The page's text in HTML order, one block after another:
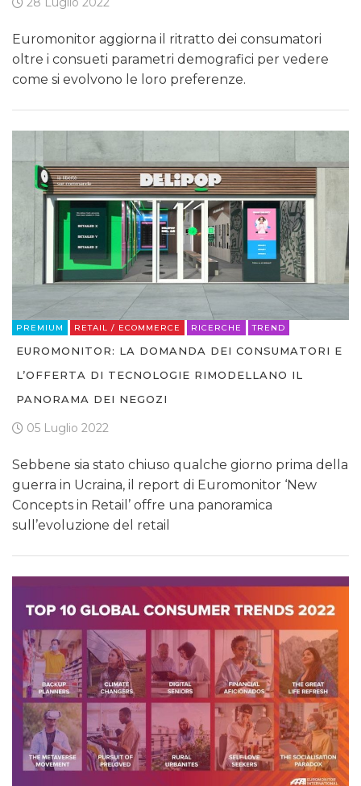
Euromonitor aggiorna il ritratto dei consumatori
oltre i consueti parametri demografici per vedere
come si evolvono le loro preferenze.
PREMIUM RETAIL / ECOMMERCE RICERCHE TREND
EUROMONITOR: LA DOMANDA DEI CONSUMATORI E
L’OFFERTA DI TECNOLOGIE RIMODELLANO IL
PANORAMA DEI NEGOZI
05 Luglio 2022
Sebbene sia stato chiuso qualche giorno prima della
guerra in Ucraina, il report di Euromonitor ‘New
Concepts in Retail’ offre una panoramica
sull’evoluzione del retail